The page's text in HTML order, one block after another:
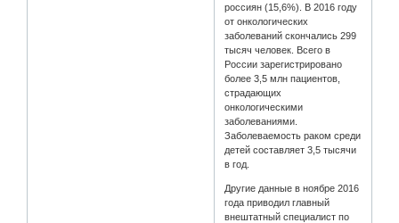
россиян (15,6%). В 2016 году
от онкологических
заболеваний скончались 299
тысяч человек. Всего в
России зарегистрировано
более 3,5 млн пациентов,
страдающих
онкологическими
заболеваниями.
Заболеваемость раком среди
детей составляет 3,5 тысячи
в год.
Другие данные в ноябре 2016
года приводил главный
внештатный специалист по